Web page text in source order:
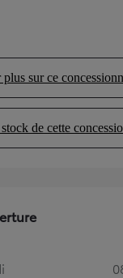
new tab)
sur ce
(Opens in new
de cette
(Opens in new